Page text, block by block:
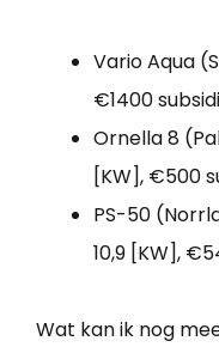
Vario Aqua
€1400
Ornella 8
[KW], €500
PS-50
10,9 [KW],
Wat kan ik nog